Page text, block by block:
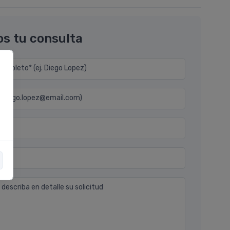
tu consulta
(ej. Diego Lopez)
diego.lopez@email.com)
en detalle su solicitud